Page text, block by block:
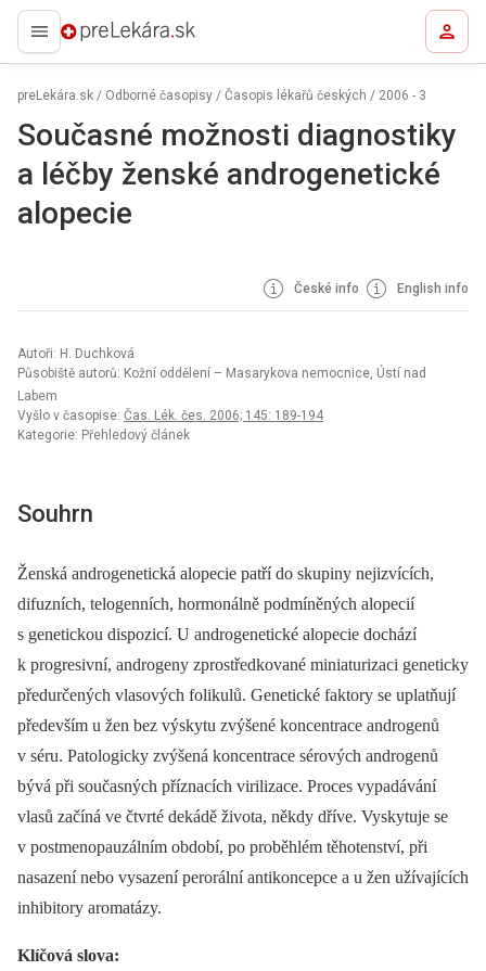
preLekára.sk
preLekára.sk / Odborné časopisy / Časopis lékařů českých / 2006 - 3
Současné možnosti diagnostiky
a léčby ženské androgenetické
alopecie
České info English info
Autoři: H. Duchková
Působiště autorů: Kožní oddělení – Masarykova nemocnice, Ústí nad
Labem
Vyšlo v časopise: Čas. Lék. čes. 2006; 145: 189-194
Kategorie: Přehledový článek
Souhrn
Ženská androgenetická alopecie patří do skupiny nejizvících,
difuzních, telogenních, hormonálně podmíněných alopecií
s genetickou dispozicí. U androgenetické alopecie dochází
k progresivní, androgeny zprostředkované miniaturizaci geneticky
předurčených vlasových folikulů. Genetické faktory se uplatňují
především u žen bez výskytu zvýšené koncentrace androgenů
v séru. Patologicky zvýšená koncentrace sérových androgenů
bývá při současných příznacích virilizace. Proces vypadávání
vlasů začíná ve čtvrté dekádě života, někdy dříve. Vyskytuje se
v postmenopauzálním období, po proběhlém těhotenství, při
nasazení nebo vysazení perorální antikoncepce a u žen užívajících
inhibitory aromatázy.
Klíčová slova: